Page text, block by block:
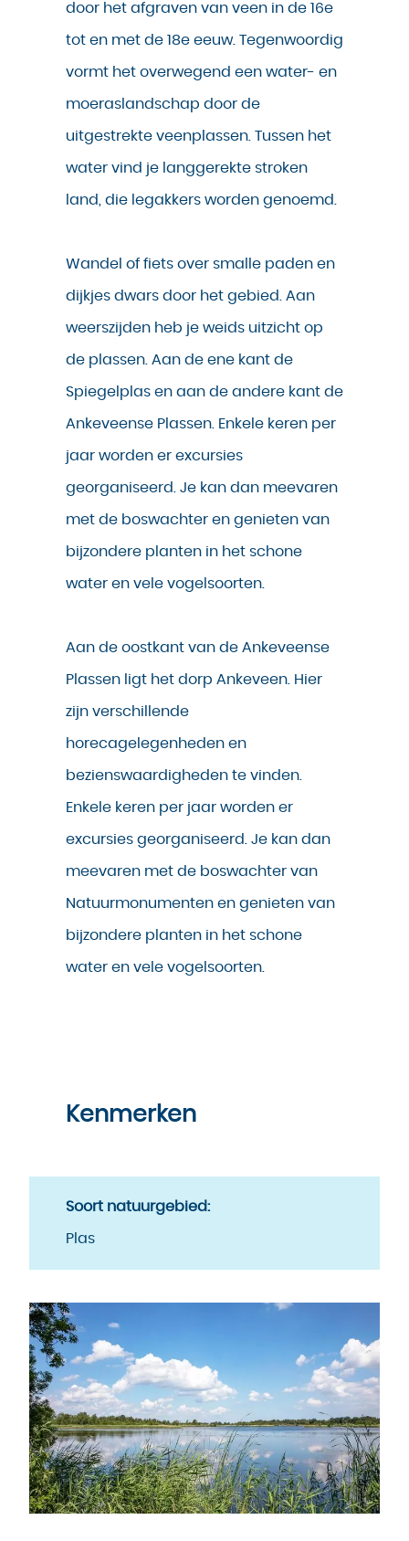
door het afgraven van veen in de 16e
tot en met de 18e eeuw. Tegenwoordig
vormt het overwegend een water- en
moeraslandschap door de
uitgestrekte veenplassen. Tussen het
water vind je langgerekte stroken
land, die legakkers worden genoemd.
Wandel of fiets over smalle paden en
dijkjes dwars door het gebied. Aan
weerszijden heb je weids uitzicht op
de plassen. Aan de ene kant de
Spiegelplas en aan de andere kant de
Ankeveense Plassen. Enkele keren per
jaar worden er excursies
georganiseerd. Je kan dan meevaren
met de boswachter en genieten van
bijzondere planten in het schone
water en vele vogelsoorten.
Aan de oostkant van de Ankeveense
Plassen ligt het dorp Ankeveen. Hier
zijn verschillende
horecagelegenheden en
bezienswaardigheden te vinden.
Enkele keren per jaar worden er
excursies georganiseerd. Je kan dan
meevaren met de boswachter van
Natuurmonumenten en genieten van
bijzondere planten in het schone
water en vele vogelsoorten.
Kenmerken
Soort natuurgebied:
Plas